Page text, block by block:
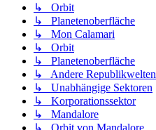
↳ Orbit
↳ Planetenoberfläche
↳ Mon Calamari
↳ Orbit
↳ Planetenoberfläche
↳ Andere Republikwelten
↳ Unabhängige Sektoren
↳ Korporationssektor
↳ Mandalore